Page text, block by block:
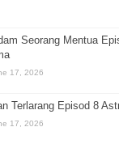
Seorang Mentua
17, 2026
Terlarang Episod 8
17, 2026